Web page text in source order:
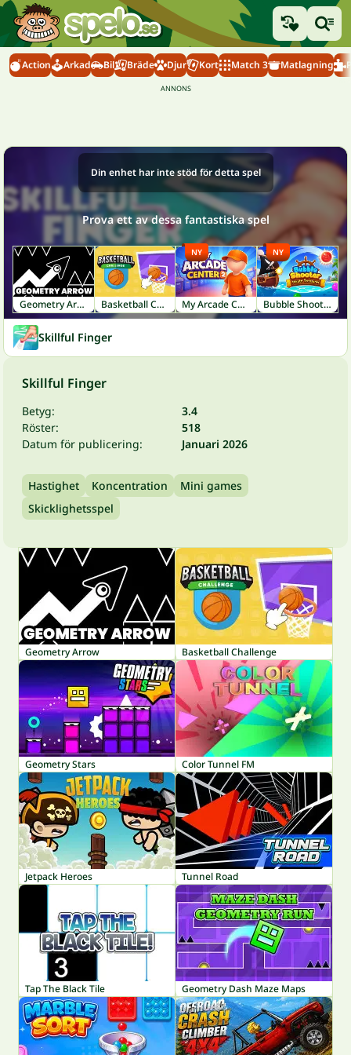
Action Arkad Bil Bräde Djur Kort Match 3 Matlagning
Din enhet har inte stöd för detta spel
Prova ett av dessa fantastiska spel
Geometry Arrow Basketball Challenge My Arcade Center 2
NY
Bubble Shooter: Pirate Treasures
NY
Skillful Finger
Skillful Finger
Betyg:
3.4
Röster:
518
Datum för publicering:
Januari 2026
Hastighet Koncentration
Mini games
Skicklighetsspel
Geometry Arrow Basketball Challenge
Geometry Stars Color Tunnel FM
Jetpack Heroes Tunnel Road
Tap The Black Tile Geometry Dash Maze Maps